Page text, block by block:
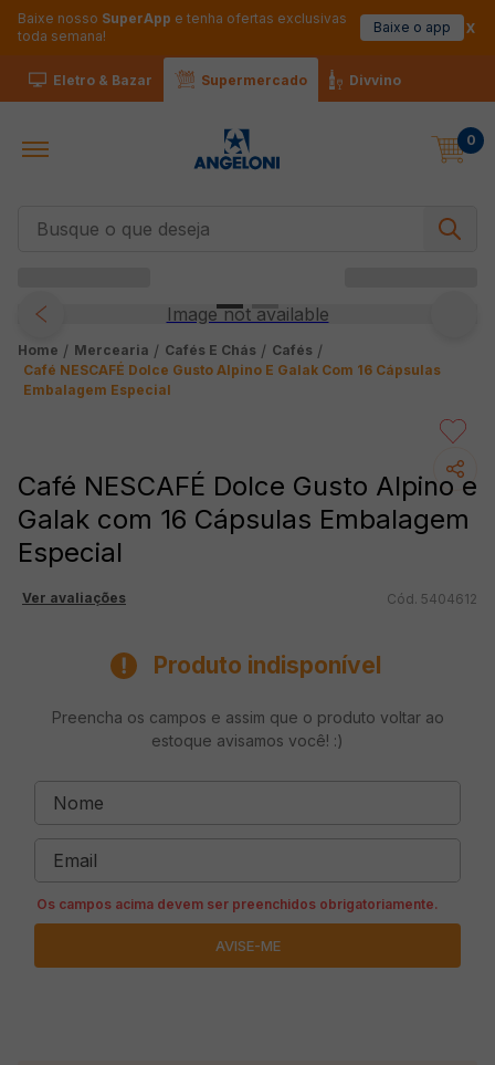
Baixe nosso SuperApp e tenha ofertas exclusivas
toda semana!
Baixe o app
Eletro & Bazar Supermercado Divvino
0
Image not available
Mercearia Cafés E Chás
Cafés
Café NESCAFÉ Dolce Gusto Alpino E Galak Com 16 Cápsulas
Embalagem Especial
Café NESCAFÉ Dolce Gusto Alpino e
Galak com 16 Cápsulas Embalagem
Especial
Ver avaliações 5404612
Produto indisponível
Preencha os campos e assim que o produto voltar ao
estoque avisamos você! :)